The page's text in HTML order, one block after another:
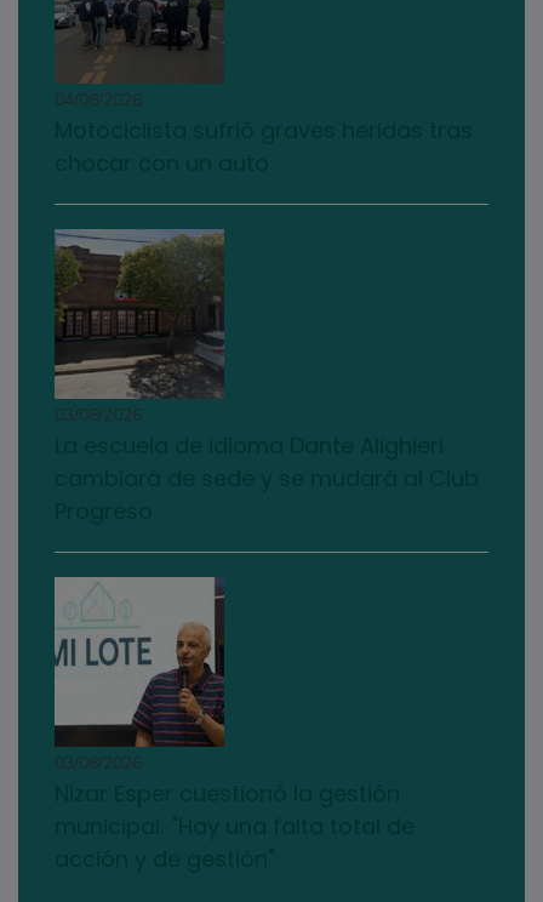
04/08/2026
03/08/2026
03/08/2026